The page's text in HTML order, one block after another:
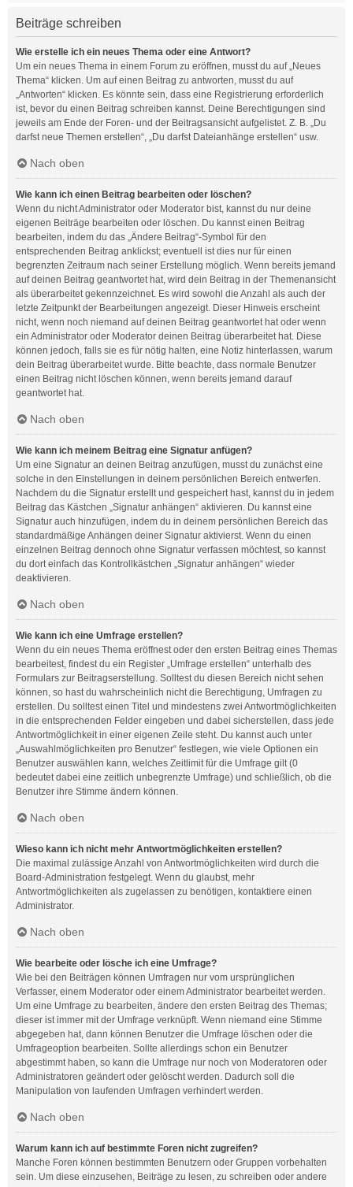
Beiträge schreiben
Wie erstelle ich ein neues Thema oder eine Antwort?
Um ein neues Thema in einem Forum zu eröffnen, musst du auf „Neues
Thema“ klicken. Um auf einen Beitrag zu antworten, musst du auf
„Antworten“ klicken. Es könnte sein, dass eine Registrierung erforderlich
ist, bevor du einen Beitrag schreiben kannst. Deine Berechtigungen sind
jeweils am Ende der Foren- und der Beitragsansicht aufgelistet. Z. B. „Du
darfst neue Themen erstellen“, „Du darfst Dateianhänge erstellen“ usw.
Nach oben
Wie kann ich einen Beitrag bearbeiten oder löschen?
Wenn du nicht Administrator oder Moderator bist, kannst du nur deine
eigenen Beiträge bearbeiten oder löschen. Du kannst einen Beitrag
bearbeiten, indem du das „Ändere Beitrag“-Symbol für den
entsprechenden Beitrag anklickst; eventuell ist dies nur für einen
begrenzten Zeitraum nach seiner Erstellung möglich. Wenn bereits jemand
auf deinen Beitrag geantwortet hat, wird dein Beitrag in der Themenansicht
als überarbeitet gekennzeichnet. Es wird sowohl die Anzahl als auch der
letzte Zeitpunkt der Bearbeitungen angezeigt. Dieser Hinweis erscheint
nicht, wenn noch niemand auf deinen Beitrag geantwortet hat oder wenn
ein Administrator oder Moderator deinen Beitrag überarbeitet hat. Diese
können jedoch, falls sie es für nötig halten, eine Notiz hinterlassen, warum
dein Beitrag überarbeitet wurde. Bitte beachte, dass normale Benutzer
einen Beitrag nicht löschen können, wenn bereits jemand darauf
geantwortet hat.
Nach oben
Wie kann ich meinem Beitrag eine Signatur anfügen?
Um eine Signatur an deinen Beitrag anzufügen, musst du zunächst eine
solche in den Einstellungen in deinem persönlichen Bereich entwerfen.
Nachdem du die Signatur erstellt und gespeichert hast, kannst du in jedem
Beitrag das Kästchen „Signatur anhängen“ aktivieren. Du kannst eine
Signatur auch hinzufügen, indem du in deinem persönlichen Bereich das
standardmäßige Anhängen deiner Signatur aktivierst. Wenn du einen
einzelnen Beitrag dennoch ohne Signatur verfassen möchtest, so kannst
du dort einfach das Kontrollkästchen „Signatur anhängen“ wieder
deaktivieren.
Nach oben
Wie kann ich eine Umfrage erstellen?
Wenn du ein neues Thema eröffnest oder den ersten Beitrag eines Themas
bearbeitest, findest du ein Register „Umfrage erstellen“ unterhalb des
Formulars zur Beitragserstellung. Solltest du diesen Bereich nicht sehen
können, so hast du wahrscheinlich nicht die Berechtigung, Umfragen zu
erstellen. Du solltest einen Titel und mindestens zwei Antwortmöglichkeiten
in die entsprechenden Felder eingeben und dabei sicherstellen, dass jede
Antwortmöglichkeit in einer eigenen Zeile steht. Du kannst auch unter
„Auswahlmöglichkeiten pro Benutzer“ festlegen, wie viele Optionen ein
Benutzer auswählen kann, welches Zeitlimit für die Umfrage gilt (0
bedeutet dabei eine zeitlich unbegrenzte Umfrage) und schließlich, ob die
Benutzer ihre Stimme ändern können.
Nach oben
Wieso kann ich nicht mehr Antwortmöglichkeiten erstellen?
Die maximal zulässige Anzahl von Antwortmöglichkeiten wird durch die
Board-Administration festgelegt. Wenn du glaubst, mehr
Antwortmöglichkeiten als zugelassen zu benötigen, kontaktiere einen
Administrator.
Nach oben
Wie bearbeite oder lösche ich eine Umfrage?
Wie bei den Beiträgen können Umfragen nur vom ursprünglichen
Verfasser, einem Moderator oder einem Administrator bearbeitet werden.
Um eine Umfrage zu bearbeiten, ändere den ersten Beitrag des Themas;
dieser ist immer mit der Umfrage verknüpft. Wenn niemand eine Stimme
abgegeben hat, dann können Benutzer die Umfrage löschen oder die
Umfrageoption bearbeiten. Sollte allerdings schon ein Benutzer
abgestimmt haben, so kann die Umfrage nur noch von Moderatoren oder
Administratoren geändert oder gelöscht werden. Dadurch soll die
Manipulation von laufenden Umfragen verhindert werden.
Nach oben
Warum kann ich auf bestimmte Foren nicht zugreifen?
Manche Foren können bestimmten Benutzern oder Gruppen vorbehalten
sein. Um diese einzusehen, Beiträge zu lesen, zu schreiben oder andere